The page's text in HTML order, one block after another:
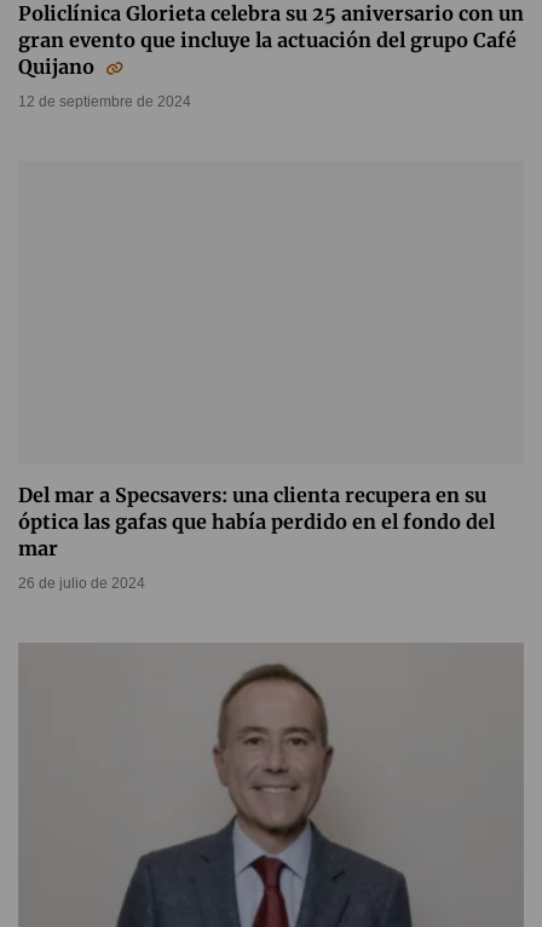
Policlínica Glorieta celebra su 25 aniversario con un
gran evento que incluye la actuación del grupo Café
Quijano
12 de septiembre de 2024
Del mar a Specsavers: una clienta recupera en su
óptica las gafas que había perdido en el fondo del
mar
26 de julio de 2024